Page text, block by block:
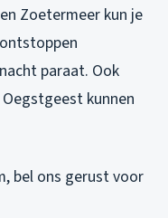
Zoetermeer kun je
paraat. Ook
kunnen
bel ons gerust voor